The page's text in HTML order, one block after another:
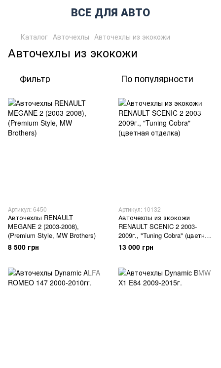
ВСЕ ДЛЯ АВТО
Каталог Авточехлы Авточехлы из экокожи
Авточехлы из экокожи
Фильтр По популярности
Артикул: 6450
Авточехлы RENAULT
MEGANE 2 (2003-2008),
(Premium Style, MW Brothers)
8 500 грн
Артикул: 10132
Авточехлы из экокожи
RENAULT SCENIC 2 2003-
2009г., "Tuning Cobra" (цветная
отделка)
13 000 грн